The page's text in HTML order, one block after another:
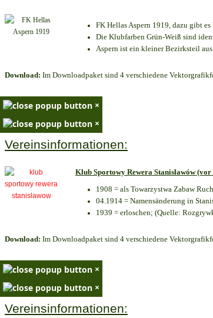
FK Hellas Aspern 1919, dazu gibt
Die Klubfarben Grün-Weiß sind
Aspern ist ein kleiner Bezirksteil
Download: Im Downloadpaket sind 4 verschiedene
×
×
Vereinsinformationen:
Klub Sportowy Rewera Stanisławów (vor
1908 = als Towarzystwa Zabaw
04.1914 = Namensänderung in
1939 = erloschen; (Quelle:
Download: Im Downloadpaket sind 4 verschiedene
×
×
Vereinsinformationen: